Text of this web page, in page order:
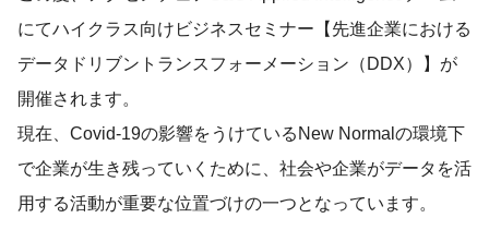
にてハイクラス向けビジネスセミナー【先進企業における
データドリブントランスフォーメーション（DDX）】が
開催されます。
現在、Covid-19の影響をうけているNew Normalの環境下
で企業が生き残っていくために、社会や企業がデータを活
用する活動が重要な位置づけの一つとなっています。